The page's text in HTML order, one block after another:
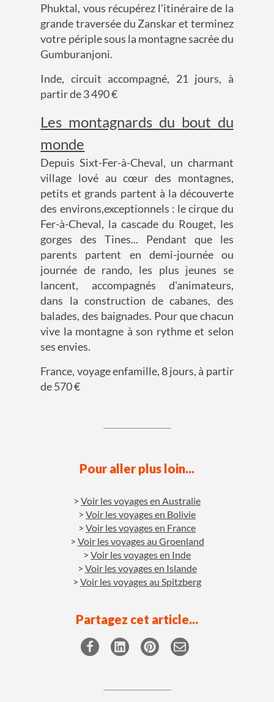
Phuktal, vous récupérez l'itinéraire de la
grande traversée du Zanskar et terminez
votre périple sous la montagne sacrée du
Gumburanjoni.
Inde, circuit accompagné, 21 jours, à
partir de 3 490 €
Les montagnards du bout du
monde
Depuis Sixt-Fer-à-Cheval, un charmant
village lové au cœur des montagnes,
petits et grands partent à la découverte
des environs,exceptionnels : le cirque du
Fer-à-Cheval, la cascade du Rouget, les
gorges des Tines... Pendant que les
parents partent en demi-journée ou
journée de rando, les plus jeunes se
lancent, accompagnés d'animateurs,
dans la construction de cabanes, des
balades, des baignades. Pour que chacun
vive la montagne à son rythme et selon
ses envies.
France, voyage enfamille, 8 jours, à partir
de 570 €
Pour aller plus loin...
Voir les voyages en Australie
Voir les voyages en Bolivie
Voir les voyages en France
Voir les voyages au Groenland
Voir les voyages en Inde
Voir les voyages en Islande
Voir les voyages au Spitzberg
Partagez cet article...